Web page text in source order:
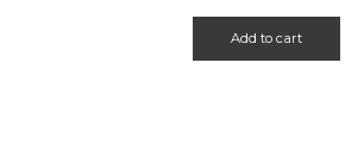
Add to cart